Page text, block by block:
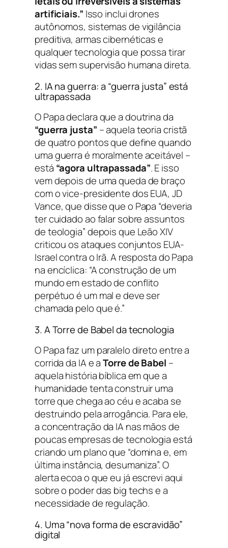
artificiais.” Isso inclui drones
autônomos, sistemas de vigilância
preditiva, armas cibernéticas e
qualquer tecnologia que possa tirar
vidas sem supervisão humana direta.
2. IA na guerra: a “guerra justa” está
ultrapassada
O Papa declara que a doutrina da
“guerra justa” – aquela teoria cristã
de quatro pontos que define quando
uma guerra é moralmente aceitável –
está “agora ultrapassada”. E isso
vem depois de uma queda de braço
com o vice-presidente dos EUA, JD
Vance, que disse que o Papa “deveria
ter cuidado ao falar sobre assuntos
de teologia” depois que Leão XIV
criticou os ataques conjuntos EUA-
Israel contra o Irã. A resposta do Papa
na encíclica: “A construção de um
mundo em estado de conflito
perpétuo é um mal e deve ser
chamada pelo que é.”
3. A Torre de Babel da tecnologia
O Papa faz um paralelo direto entre a
corrida da IA e aTorre de Babel –
aquela história bíblica em que a
humanidade tenta construir uma
torre que chega ao céu e acaba se
destruindo pela arrogância. Para ele,
a concentração da IA nas mãos de
poucas empresas de tecnologia está
criando um plano que “domina e, em
última instância, desumaniza”. O
alerta ecoa o que eu já escrevi aqui
sobre o poder das big techs e a
necessidade de regulação.
4. Uma “nova forma de escravidão”
digital